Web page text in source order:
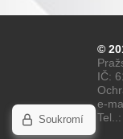
©
IČ:
e-
Soukromí